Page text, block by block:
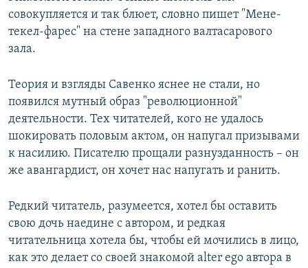
совокупляется и так блюет, словно пишет "Мене-
текел-фарес" на стене западного валтасарового
зала.
Теория и взгляды Савенко яснее не стали, но
появился мутный образ "революционной"
деятельности. Тех читателей, кого не удалось
шокировать половым актом, он напугал призывами
к насилию. Писателю прощали разнузданность – он
же авангардист, он хочет нас напугать и ранить.
Редкий читатель, разумеется, хотел бы оставить
свою дочь наедине с автором, и редкая
читательница хотела бы, чтобы ей мочились в лицо,
как это делает со своей знакомой alter ego автора в